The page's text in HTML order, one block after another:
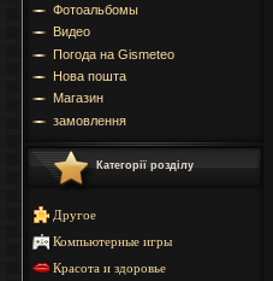
Фотоальбомы
Видео
Погода на Gismeteo
Нова пошта
Магазин
замовлення
Категорії розділу
Другое
Компьютерные игры
Красота и здоровье